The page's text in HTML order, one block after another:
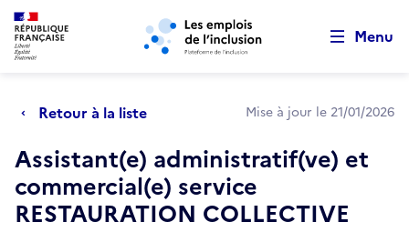
Aller au menu principal Aller au contenu principal
Menu
Retour à la liste Mise à jour le 21/01/2026
Assistant(e) administratif(ve) et
commercial(e) service
RESTAURATION COLLECTIVE
Retour au début de la page
Panneau de gestion des cookies